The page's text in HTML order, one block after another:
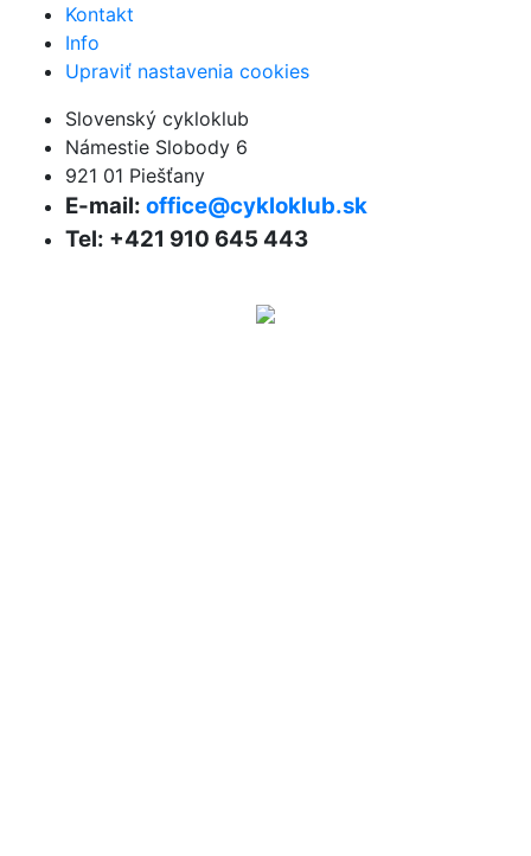
Kontakt
Info
Upraviť nastavenia cookies
Slovenský cykloklub
Námestie Slobody 6
921 01 Piešťany
E-mail: office@cykloklub.sk
Tel: +421 910 645 443